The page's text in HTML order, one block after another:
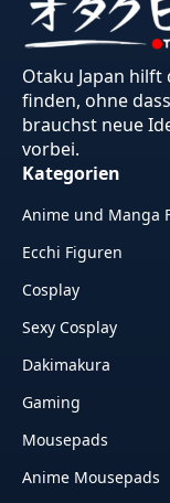
Otaku Japan hilft
finden, ohne
brauchst neue
vorbei.
Kategorien
Anime und Manga
Ecchi Figuren
Cosplay
Sexy Cosplay
Dakimakura
Gaming
Mousepads
Anime Mousepads